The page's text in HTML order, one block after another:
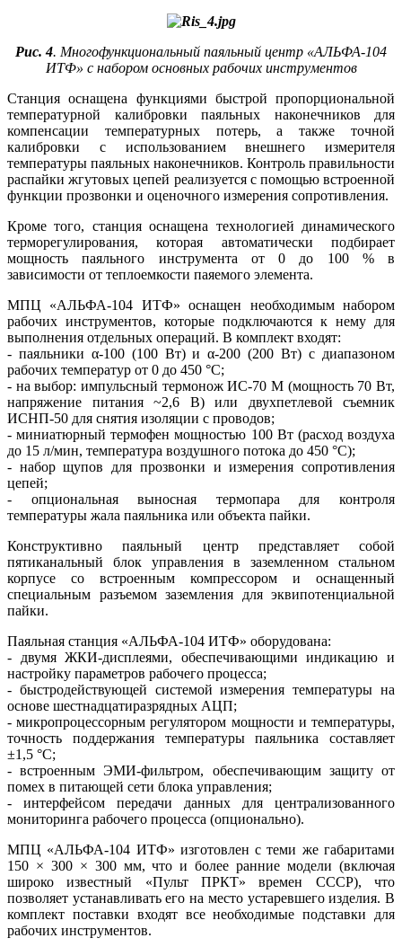
Рис. 4. Многофункциональный паяльный центр «АЛЬФА‑104
ИТФ» с набором основных рабочих инструментов
Станция оснащена функциями быстрой пропорциональной
температурной калибровки паяльных наконечников для
компенсации температурных потерь, а также точной
калибровки с использованием внешнего измерителя
температуры паяльных наконечников. Контроль правильности
распайки жгутовых цепей реализуется с помощью встроенной
функции прозвонки и оценочного измерения сопротивления.
Кроме того, станция оснащена технологией динамического
терморегулирования, которая автоматически подбирает
мощность паяльного инструмента от 0 до 100 % в
зависимости от теплоемкости паяемого элемента.
МПЦ «АЛЬФА‑104 ИТФ» оснащен необходимым набором
рабочих инструментов, которые подключаются к не­му для
выполнения отдельных операций. В комплект входят:
- паяльники α-100 (100 Вт) и α-200 (200 Вт) с диапазоном
рабочих температур от 0 до 450 °C;
- на выбор: импульсный термонож ИС‑70 М (мощность 70 Вт,
напряжение питания ~2,6 В) или двухпетлевой съемник
ИСНП‑50 для снятия изоляции с проводов;
- миниатюрный термофен мощностью 100 Вт (расход воздуха
до 15 л/мин, температура воздушного потока до 450 °C);
- набор щупов для прозвонки и измерения сопротивления
цепей;
- опциональная выносная термопара для контроля
температуры жа­ла паяльника или объекта пайки.
Конструктивно паяльный центр представляет собой
пятиканальный блок управления в заземленном стальном
корпусе со встроенным компрессором и оснащенный
специальным разъемом заземления для эквипотенциальной
пайки.
Паяльная станция «АЛЬФА‑104 ИТФ» оборудована:
- двумя ЖКИ-дисплеями, обеспечивающими индикацию и
настройку параметров рабочего процесса;
- быстродействующей системой измерения температуры на
основе шестнадцатиразрядных АЦП;
- микропроцессорным регулятором мощности и температуры,
точность поддержания температуры паяльника составляет
±1,5 °C;
- встроенным ЭМИ-фильтром, обеспечивающим защиту от
помех в питающей се­ти блока управления;
- интерфейсом передачи данных для централизованного
мониторинга рабочего процесса (опционально).
МПЦ «АЛЬФА‑104 ИТФ» изготовлен с те­ми же габаритами
150 × 300 × 300 мм, что и более ранние модели (включая
широко известный «Пульт ПРКТ» времен СССР), что
позволяет устанавливать его на место устаревшего изделия. В
комплект поставки входят все необходимые подставки для
рабочих инструментов.